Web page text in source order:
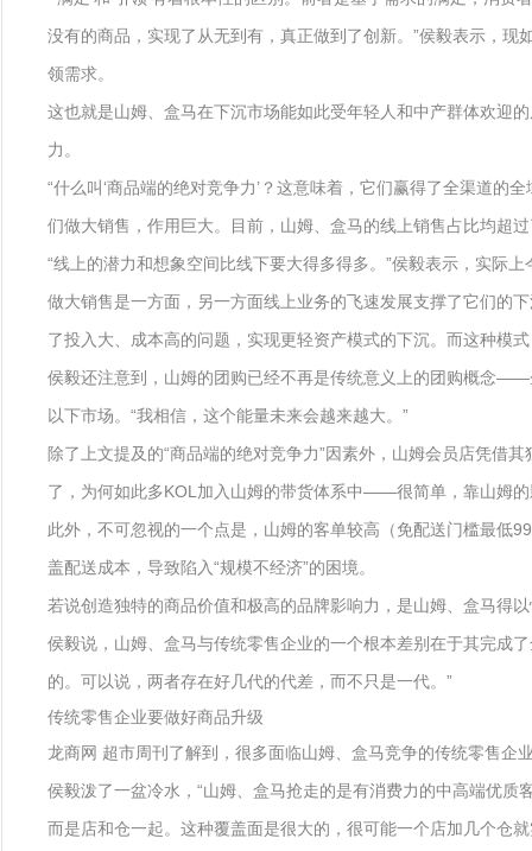
没有的商品，实现了从无到有，真正做到了创新。”侯毅表示，
领需求。
这也就是山姆、盒马在下沉市场能如此受年轻人和中产群体欢迎
力。
“什么叫‘商品端的绝对竞争力’？这意味着，它们赢得了全渠道
们做大销售，作用巨大。目前，山姆、盒马的线上销售占比均超
“线上的潜力和想象空间比线下要大得多得多。”侯毅表示，实际
做大销售是一方面，另一方面线上业务的飞速发展支撑了它们的
了投入大、成本高的问题，实现更轻资产模式的下沉。而这种模
侯毅还注意到，山姆的团购已经不再是传统意义上的团购概念
以下市场。“我相信，这个能量未来会越来越大。”
除了上文提及的“商品端的绝对竞争力”因素外，山姆会员店凭借
了，为何如此多KOL加入山姆的带货体系中——很简单，靠山姆
此外，不可忽视的一个点是，山姆的客单较高（免配送门槛最低
盖配送成本，导致陷入“规模不经济”的困境。
若说创造独特的商品价值和极高的品牌影响力，是山姆、盒马得
侯毅说，山姆、盒马与传统零售企业的一个根本差别在于其完成
的。可以说，两者存在好几代的代差，而不只是一代。”
传统零售企业要做好商品升级
龙商网 超市周刊了解到，很多面临山姆、盒马竞争的传统零售
侯毅泼了一盆冷水，“山姆、盒马抢走的是有消费力的中高端优
而是店和仓一起。这种覆盖面是很大的，很可能一个店加几个仓